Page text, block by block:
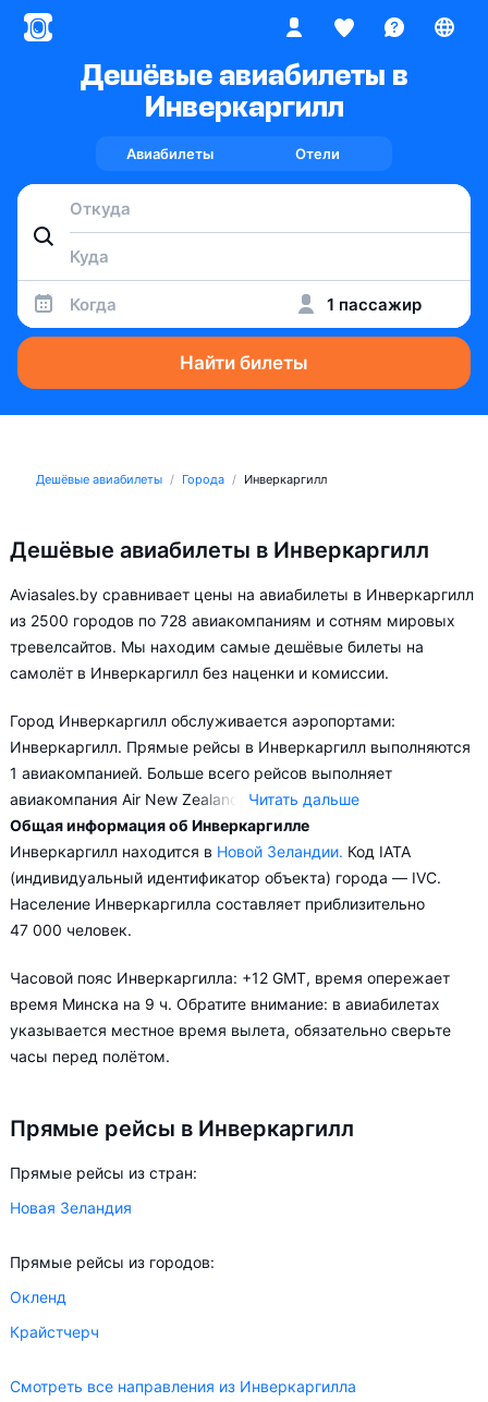
Дешёвые авиабилеты в
Инверкаргилл
Авиабилеты Отели
Когда 1 пассажир
Найти билеты
Дешёвые авиабилеты Города Инверкаргилл
Дешёвые авиабилеты в Инверкаргилл
Aviasales.by сравнивает цены на авиабилеты в Инверкаргилл
из 2500 городов по 728 авиакомпаниям и сотням мировых
тревелсайтов. Мы находим самые дешёвые билеты на
самолёт в Инверкаргилл без наценки и комиссии.
Город Инверкаргилл обслуживается аэропортами:
Инверкаргилл. Прямые рейсы в Инверкаргилл выполняются
1 авиакомпанией. Больше всего рейсов выполняет
авиакомпания Air New Zealand. Читать дальше
В зависимости от количества дней, оставшихся до вылета,
цена билета на самолёт в Инверкаргилл может измениться
более чем в два раза.
заранее, чтобы вы могли выбирать условия перелёта,
ориентируясь на свои пожелания и финансовые
возможности.
Общая информация об Инверкаргилле
Инверкаргилл находится в Новой Зеландии. Код IATA
(индивидуальный идентификатор объекта) города — IVC.
Население Инверкаргилла составляет приблизительно
47 000 человек.
Часовой пояс Инверкаргилла: +12 GMT, время опережает
время Минска на 9 ч. Обратите внимание: в авиабилетах
указывается местное время вылета, обязательно сверьте
часы перед полётом.
Прямые рейсы в Инверкаргилл
Прямые рейсы из стран:
Новая Зеландия
Прямые рейсы из городов:
Окленд
Крайстчерч
Смотреть все направления из Инверкаргилла